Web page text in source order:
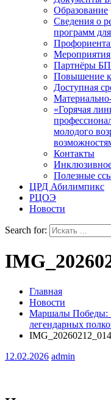
Образование
Сведения о
программ
Мероприятия
Партнёры
Повышение
Доступная
«Горячая
молодого
Контакты
Инклюзивное
Полезные
ЦРД Абилимпикс
РЦОЭ
Новости
Search for:
Главная
Новости
Маршалы Победы:
легендарных
12.02.2026 admin